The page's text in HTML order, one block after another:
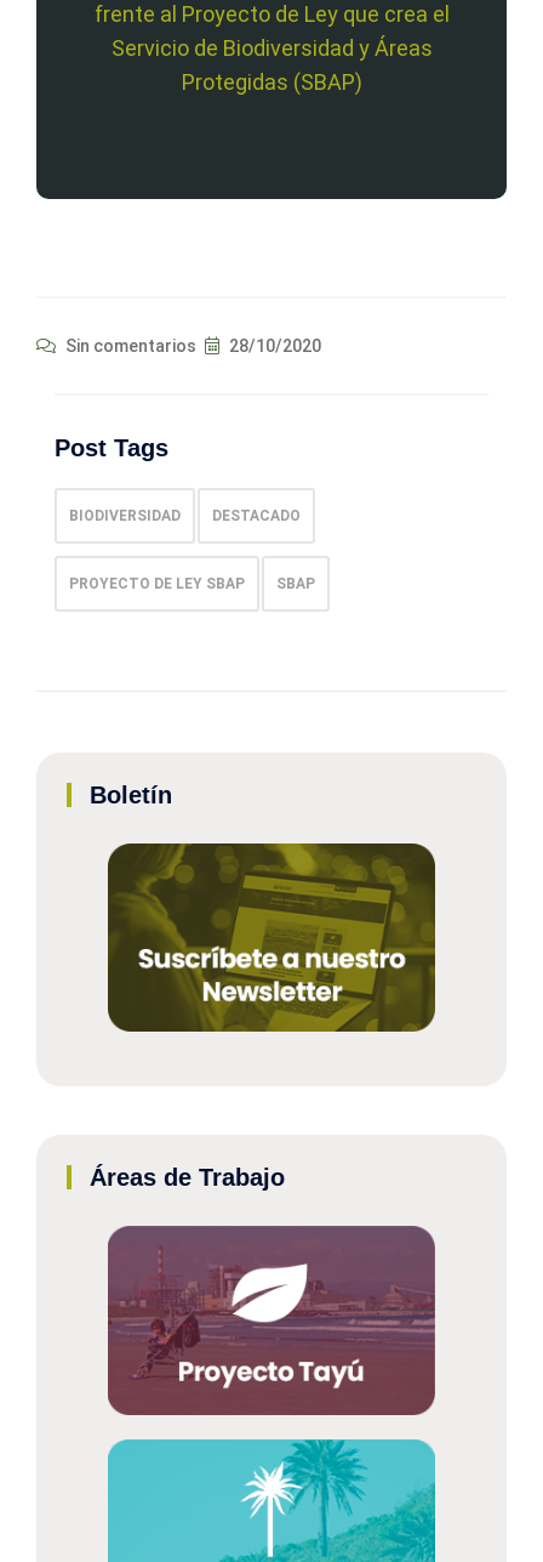
frente al Proyecto de Ley que crea el
Servicio de Biodiversidad y Áreas
Protegidas (SBAP)
Sin comentarios 28/10/2020
Post Tags
BIODIVERSIDAD DESTACADO
PROYECTO DE LEY SBAP SBAP
Boletín
Áreas de Trabajo